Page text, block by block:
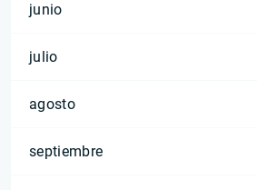
junio
julio
agosto
septiembre